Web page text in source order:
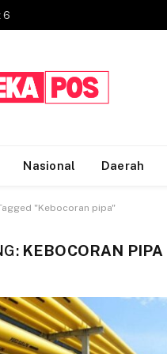
6
Nasional Daerah
"Kebocoran pipa"
KEBOCORAN PIPA